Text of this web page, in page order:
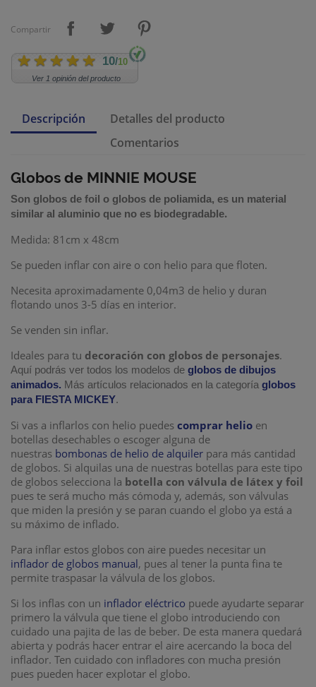
Compartir
10/10
Ver 1 opinión del producto
Descripción
Detalles del producto
Comentarios
Globos de MINNIE MOUSE
Son globos de foil o globos de poliamida, es un material
similar al aluminio que no es biodegradable.
Medida: 81cm x 48cm
Se pueden inflar con aire o con helio para que floten.
Necesita aproximadamente 0,04m3 de helio y duran
flotando unos 3-5 días en interior.
Se venden sin inflar.
Ideales para tu decoración con globos de personajes.
Aquí podrás ver todos los modelos de globos de dibujos
animados. Más artículos relacionados en la categoría globos
para FIESTA MICKEY.
Si vas a inflarlos con helio puedes comprar helio en
botellas desechables o escoger alguna de
nuestras bombonas de helio de alquiler para más cantidad
de globos. Si alquilas una de nuestras botellas para este tipo
de globos selecciona la botella con válvula de látex y foil
pues te será mucho más cómoda y, además, son válvulas
que miden la presión y se paran cuando el globo ya está a
su máximo de inflado.
Para inflar estos globos con aire puedes necesitar un
inflador de globos manual, pues al tener la punta fina te
permite traspasar la válvula de los globos.
Si los inflas con un inflador eléctrico puede ayudarte separar
primero la válvula que tiene el globo introduciendo con
cuidado una pajita de las de beber. De esta manera quedará
abierta y podrás hacer entrar el aire acercando la boca del
inflador. Ten cuidado con infladores con mucha presión
pues pueden hacer explotar el globo.